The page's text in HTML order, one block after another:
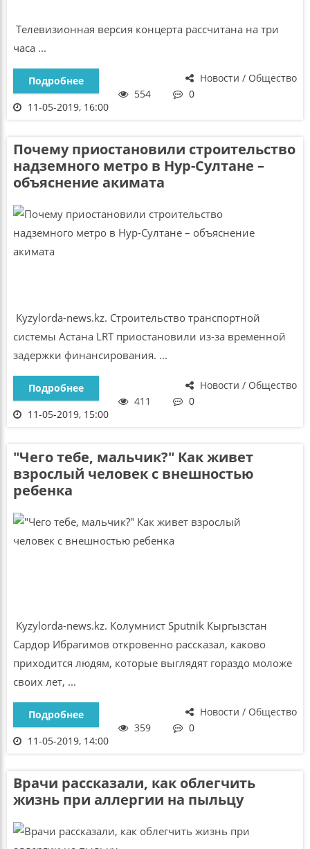
Телевизионная версия концерта рассчитана на три
часа ...
Новости / Общество
Подробнее
554
0
11-05-2019, 16:00
Почему приостановили строительство
надземного метро в Нур-Султане –
объяснение акимата
Kyzylorda-news.kz. Строительство транспортной
системы Астана LRT приостановили из-за временной
задержки финансирования. ...
Новости / Общество
Подробнее
411
0
11-05-2019, 15:00
"Чего тебе, мальчик?" Как живет
взрослый человек с внешностью
ребенка
Kyzylorda-news.kz. Колумнист Sputnik Кыргызстан
Сардор Ибрагимов откровенно рассказал, каково
приходится людям, которые выглядят гораздо моложе
своих лет, ...
Новости / Общество
Подробнее
359
0
11-05-2019, 14:00
Врачи рассказали, как облегчить
жизнь при аллергии на пыльцу